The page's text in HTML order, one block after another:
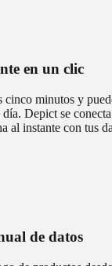
en un clic
minutos y
Depict se
al instante con tus
de datos